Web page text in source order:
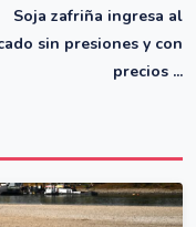
Soja zafriña ingresa al
sin presiones y con
precios ...